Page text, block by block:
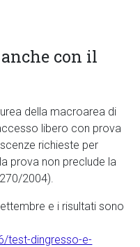
anche con il
della macroarea di
libero con prova
richieste per
prova non preclude la
2004).
e i risultati sono
test-dingresso-e-